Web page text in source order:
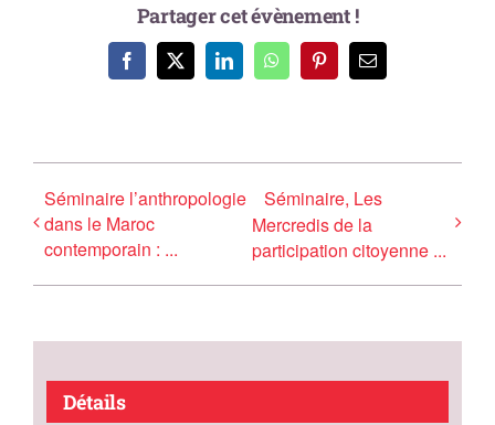
Partager cet évènement !
Facebook
X LinkedInWhatsAppPinterestEmail
Séminaire l’anthropologie
dans le Maroc
contemporain : ...
Séminaire, Les
Mercredis de la
participation citoyenne ...
Détails